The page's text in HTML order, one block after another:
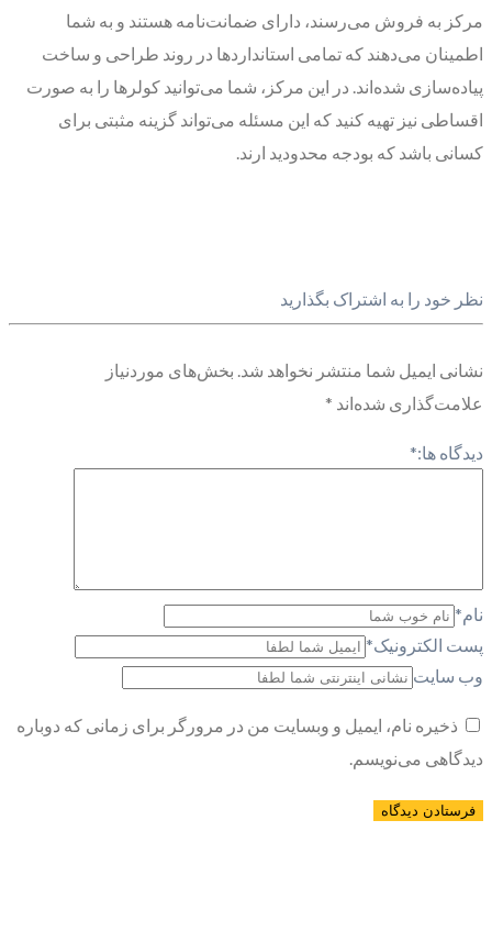
مرکز به فروش می‌رسند، دارای ضمانت‌نامه هستند و به شما
اطمینان می‌دهند که تمامی استانداردها در روند طراحی و ساخت
پیاده‌سازی شده‌اند. در این مرکز، شما می‌توانید کولرها را به صورت
اقساطی نیز تهیه کنید که این مسئله می‌تواند گزینه مثبتی برای
کسانی باشد که بودجه محدودید ارند.
نظر خود را به اشتراک بگذارید
نشانی ایمیل شما منتشر نخواهد شد. بخش‌های موردنیاز
علامت‌گذاری شده‌اند *
دیدگاه ها:*
نام*
پست الکترونیک*
وب سایت
ذخیره نام، ایمیل و وبسایت من در مرورگر برای زمانی که دوباره
دیدگاهی می‌نویسم.